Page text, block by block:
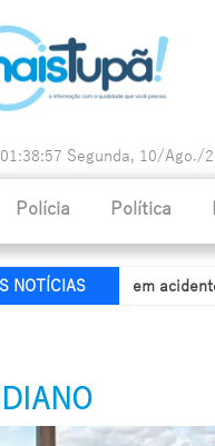
01:38:59 Segunda, 10/Ago./
Polícia Política
NOTÍCIAS
em acidente na SP-294